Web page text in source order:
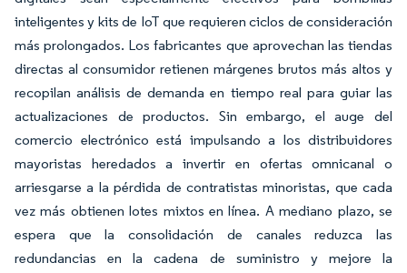
inteligentes y kits de IoT que requieren ciclos de consideración
más prolongados. Los fabricantes que aprovechan las tiendas
directas al consumidor retienen márgenes brutos más altos y
recopilan análisis de demanda en tiempo real para guiar las
actualizaciones de productos. Sin embargo, el auge del
comercio electrónico está impulsando a los distribuidores
mayoristas heredados a invertir en ofertas omnicanal o
arriesgarse a la pérdida de contratistas minoristas, que cada
vez más obtienen lotes mixtos en línea. A mediano plazo, se
espera que la consolidación de canales reduzca las
redundancias en la cadena de suministro y mejore la